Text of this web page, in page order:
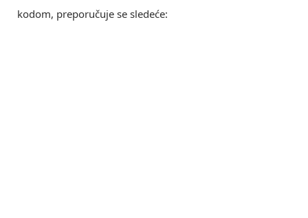
kodom, preporučuje se sledeće: